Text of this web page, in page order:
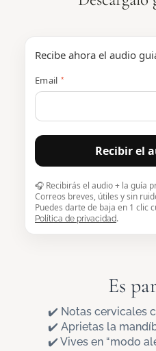
Recibe ahora el audio
Email *
🎧 Recibirás el audio + la guía
Correos breves, útiles y sin
Puedes darte de baja en 1 clic
Política de privacidad.
Es
✔️ Notas cervicales
✔️ Aprietas la
✔️ Vives en “modo